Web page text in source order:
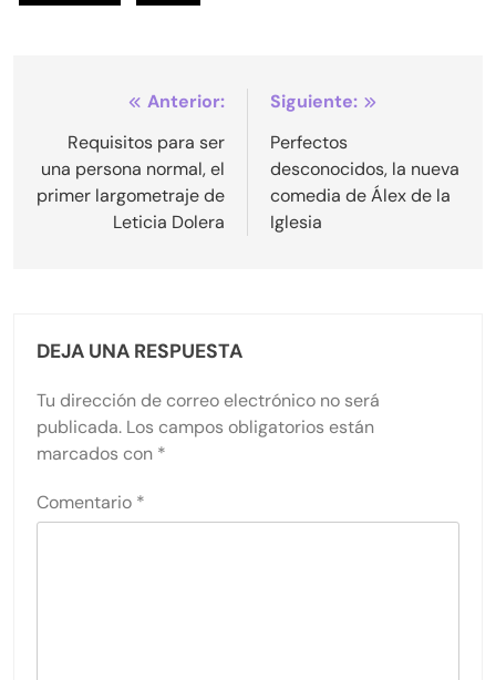
Navegación
entradas
Anterior:
Requisitos para ser
una persona normal, el
primer largometraje de
Leticia Dolera
Siguiente:
Perfectos
desconocidos, la nueva
comedia de Álex de la
Iglesia
DEJA UNA RESPUESTA
Tu dirección de correo electrónico no será
publicada. Los campos obligatorios están
marcados con *
Comentario *